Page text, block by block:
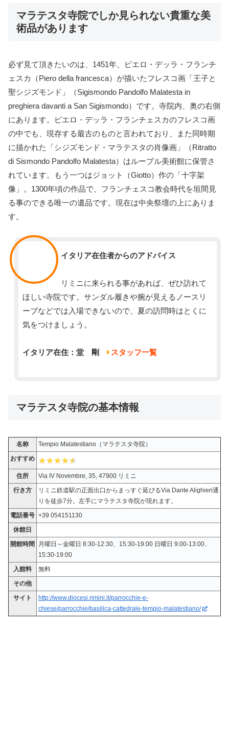
マラテスタ寺院でしか見られない貴重な美
術品があります
必ず見て頂きたいのは、1451年、ピエロ・デッラ・フランチ
ェスカ（Piero della francesca）が描いたフレスコ画「王子と
聖シジズモンド」（Sigismondo Pandolfo Malatesta in
preghiera davanti a San Sigismondo）です。寺院内、奥の右側
にあります。ピエロ・デッラ・フランチェスカのフレスコ画
の中でも、現存する最古のものと言われており、また同時期
に描かれた「シジズモンド・マラテスタの肖像画」（Ritratto
di Sismondo Pandolfo Malatesta）はルーブル美術館に保管さ
れています。もう一つはジョット（Giotto）作の「十字架
像」。1300年頃の作品で、フランチェスコ教会時代を垣間見
る事のできる唯一の遺品です。現在は中央祭壇の上にありま
す。
イタリア在住者からのアドバイス
リミニに来られる事があれば、ぜひ訪れて
ほしい寺院です。サンダル履きや腕が見えるノースリ
ーブなどでは入場できないので、夏の訪問時はとくに
気をつけましょう。
イタリア在住：堂 剛 スタッフ一覧
マラテスタ寺院の基本情報
名称
Tempio Malatestiano（マラテスタ寺院）
おすすめ
住所
Via IV Novembre, 35, 47900 リミニ
行き方
リミニ鉄道駅の正面出口からまっすぐ延びるVia Dante Alighieri通
りを徒歩7分。左手にマラテスタ寺院が現れます。
電話番号 +39 054151130
休館日
開館時間
月曜日～金曜日 8:30-12:30、15:30-19:00 日曜日 9:00-13:00、
15:30-19:00
入館料
無料
その他
サイト
http://www.diocesi.rimini.it/parrocchie-e-
chiese/parrocchie/basilica-cattedrale-tempio-malatestiano/